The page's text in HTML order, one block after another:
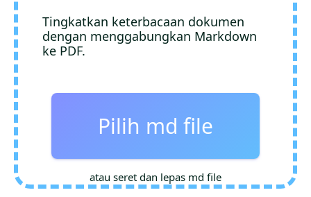
Tingkatkan keterbacaan dokumen
dengan menggabungkan Markdown
ke PDF.
Pilih md file
atau seret dan lepas md file